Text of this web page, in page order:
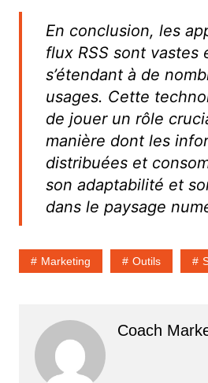
En conclusion, les
flux RSS sont vastes
s’étendant à de
usages. Cette
de jouer un rôle
manière dont les
distribuées et
son adaptabilité et
dans le paysage
Marketing Outils
Coach